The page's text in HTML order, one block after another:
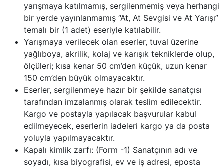
yarışmaya katılmamış, sergilenmemiş veya herhangi
bir yerde yayınlanmamış “At, At Sevgisi ve At Yarışı”
temalı bir (1 adet) eseriyle katılabilir.
Yarışmaya verilecek olan eserler, tuval üzerine
yağlıboya, akrilik, kolaj ve karışık tekniklerde olup,
ölçüleri; kısa kenar 50 cm’den küçük, uzun kenar
150 cm’den büyük olmayacaktır.
Eserler, sergilenmeye hazır bir şekilde sanatçısı
tarafından imzalanmış olarak teslim edilecektir.
Kargo ve postayla yapılacak başvurular kabul
edilmeyecek, eserlerin iadeleri kargo ya da posta
yoluyla yapılmayacaktır.
Kapalı kimlik zarfı: (Form -1) Sanatçının adı ve
soyadı, kısa biyografisi, ev ve iş adresi, eposta